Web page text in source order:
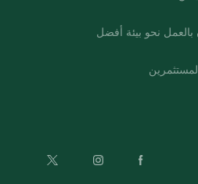
بالعمل نحو بيئة أفضل